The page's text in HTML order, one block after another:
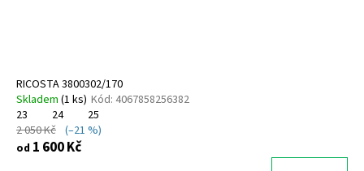
RICOSTA 3800302/170
Skladem (1 ks) Kód: 4067858256382
23
24
25
2 050 Kč (–21 %)
od 1 600 Kč